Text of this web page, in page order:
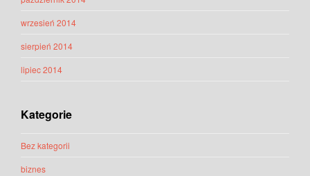
wrzesień 2014
sierpień 2014
lipiec 2014
Kategorie
Bez kategorii
biznes